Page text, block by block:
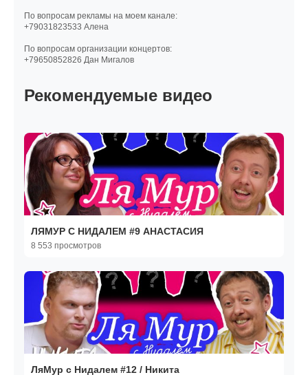
По вопросам рекламы на моем канале:
+79031823533 Алена
По вопросам организации концертов:
+79650852826 Дан Мигалов
Рекомендуемые видео
ЛЯМУР С НИДАЛЕМ #9 АНАСТАСИЯ
8 553 просмотров
ЛяМур с Нидалем #12 / Никита